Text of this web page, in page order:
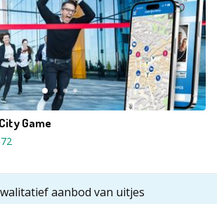
Game
aanbod van uitjes